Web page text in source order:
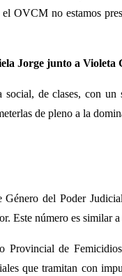
OVCM no estamos
Jorge junto a Violeta
de clases, con
de pleno a la
del Poder
Este número es similar
Provincial de
que tramitan con